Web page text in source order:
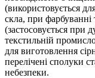
(використовується
скла, при фарбуванні
(застосовується при
текстильній
для виготовлення
перелічені сполуки
небезпеки.